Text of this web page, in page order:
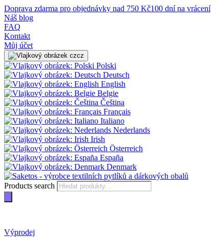
Doprava zdarma pro objednávky nad 750 Kč100 dní na vrácení
Náš blog
FAQ
Kontakt
Můj účet
cz
Polski
Deutsch
English
Belgie
Čeština
Français
Italiano
Nederlands
Irish
Österreich
España
Denmark
Products search
Výprodej